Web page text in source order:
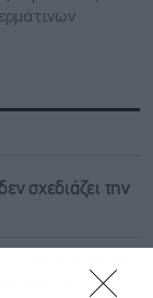
σχεδιάζει την
ΝΑΤΟ